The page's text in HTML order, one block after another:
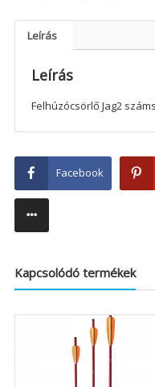
Leírás
Leírás
Felhúzócsörlő Jag2
Facebook
Kapcsolódó termékek